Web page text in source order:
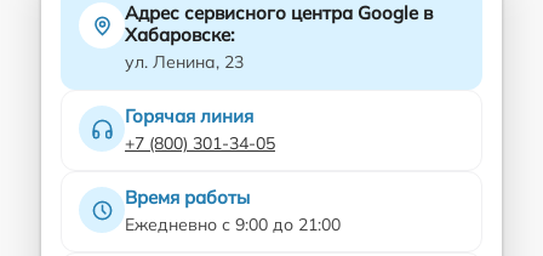
Адрес сервисного центра Google в
Хабаровске:
ул. Ленина, 23
Горячая линия
+7 (800) 301-34-05
Время работы
Ежедневно с 9:00 до 21:00